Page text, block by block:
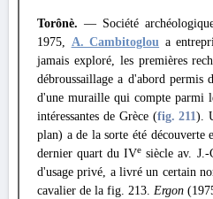
Torônè. — Société
1975, A. Cambitoglou a
jamais exploré, les premières
débroussaillage a d'abord permis
d'une muraille qui compte parmi
intéressantes de Grèce (fig. 211).
plan) a de la sorte été découverte
dernier quart du IVe siècle av. J.-
d'usage privé, a livré un certain
cavalier de la fig. 213. Ergon